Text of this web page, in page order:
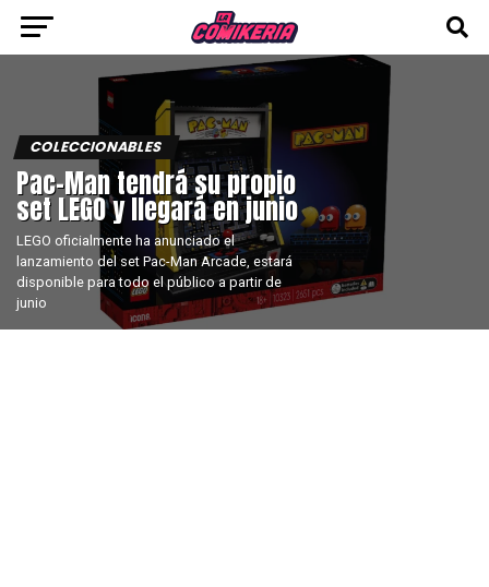
COLECCIONABLES
Pac-Man tendrá su propio
set LEGO y llegará en junio
LEGO oficialmente ha anunciado el
lanzamiento del set Pac-Man Arcade, estará
disponible para todo el público a partir de
junio